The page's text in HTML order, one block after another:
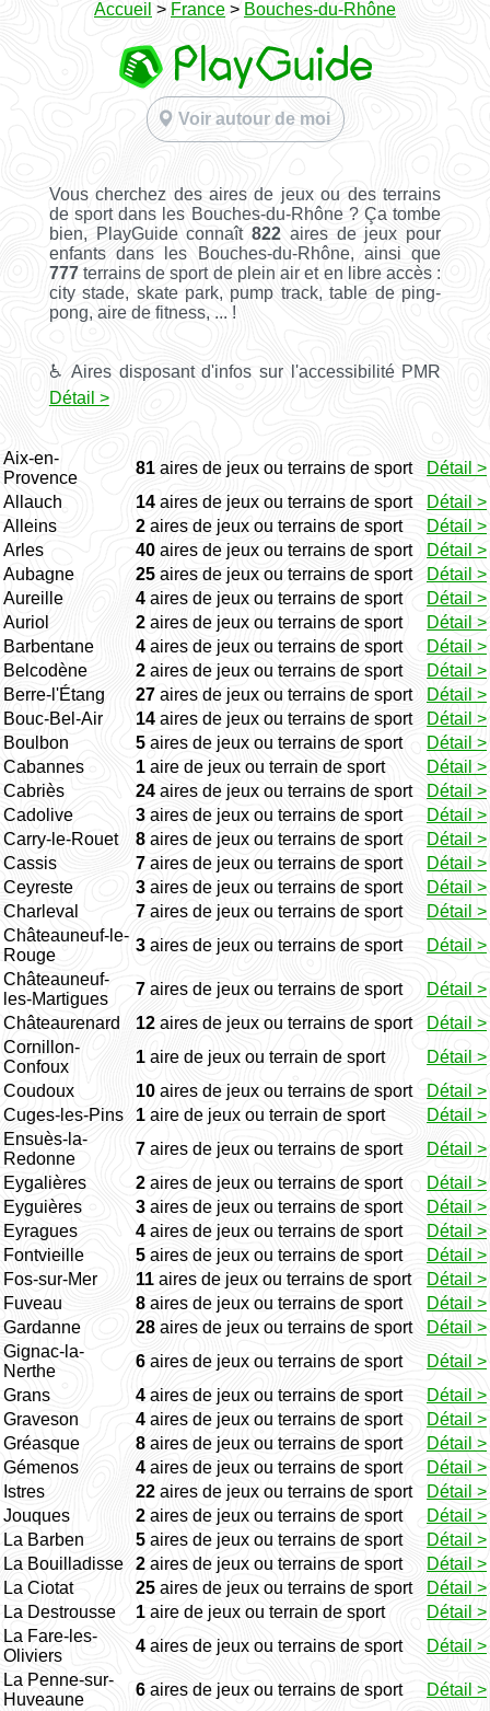
Accueil > France > Bouches-du-Rhône
Voir autour de moi
Vous cherchez des aires de jeux ou des terrains
de sport dans les Bouches-du-Rhône ? Ça tombe
bien, PlayGuide connaît822 aires de jeux pour
enfants dans les Bouches-du-Rhône, ainsi que
777terrains de sport de plein air et en libre accès :
city stade, skate park, pump track, table de ping-
pong, aire de fitness, ... !
♿ Aires disposant d'infos sur l'accessibilité PMR
Détail >
Aix-en-
Provence
81 aires de jeux ou terrains de sport
Détail >
Allauch
14 aires de jeux ou terrains de sport
Détail >
Alleins
2 aires de jeux ou terrains de sport
Détail >
Arles
40 aires de jeux ou terrains de sport
Détail >
Aubagne
25 aires de jeux ou terrains de sport
Détail >
Aureille
4 aires de jeux ou terrains de sport
Détail >
Auriol
2 aires de jeux ou terrains de sport
Détail >
Barbentane
4 aires de jeux ou terrains de sport
Détail >
Belcodène
2 aires de jeux ou terrains de sport
Détail >
Berre-l'Étang
27 aires de jeux ou terrains de sport
Détail >
Bouc-Bel-Air
14 aires de jeux ou terrains de sport
Détail >
Boulbon
5 aires de jeux ou terrains de sport
Détail >
Cabannes
1 aire de jeux ou terrain de sport
Détail >
Cabriès
24 aires de jeux ou terrains de sport
Détail >
Cadolive
3 aires de jeux ou terrains de sport
Détail >
Carry-le-Rouet
8 aires de jeux ou terrains de sport
Détail >
Cassis
7 aires de jeux ou terrains de sport
Détail >
Ceyreste
3 aires de jeux ou terrains de sport
Détail >
Charleval
7 aires de jeux ou terrains de sport
Détail >
Châteauneuf-le-
Rouge
3 aires de jeux ou terrains de sport
Détail >
Châteauneuf-
les-Martigues
7 aires de jeux ou terrains de sport
Détail >
Châteaurenard
12 aires de jeux ou terrains de sport
Détail >
Cornillon-
Confoux
1 aire de jeux ou terrain de sport
Détail >
Coudoux
10 aires de jeux ou terrains de sport
Détail >
Cuges-les-Pins
1 aire de jeux ou terrain de sport
Détail >
Ensuès-la-
Redonne
7 aires de jeux ou terrains de sport
Détail >
Eygalières
2 aires de jeux ou terrains de sport
Détail >
Eyguières
3 aires de jeux ou terrains de sport
Détail >
Eyragues
4 aires de jeux ou terrains de sport
Détail >
Fontvieille
5 aires de jeux ou terrains de sport
Détail >
Fos-sur-Mer
11 aires de jeux ou terrains de sport
Détail >
Fuveau
8 aires de jeux ou terrains de sport
Détail >
Gardanne
28 aires de jeux ou terrains de sport
Détail >
Gignac-la-
Nerthe
6 aires de jeux ou terrains de sport
Détail >
Grans
4 aires de jeux ou terrains de sport
Détail >
Graveson
4 aires de jeux ou terrains de sport
Détail >
Gréasque
8 aires de jeux ou terrains de sport
Détail >
Gémenos
4 aires de jeux ou terrains de sport
Détail >
Istres
22 aires de jeux ou terrains de sport
Détail >
Jouques
2 aires de jeux ou terrains de sport
Détail >
La Barben
5 aires de jeux ou terrains de sport
Détail >
La Bouilladisse
2 aires de jeux ou terrains de sport
Détail >
La Ciotat
25 aires de jeux ou terrains de sport
Détail >
La Destrousse
1 aire de jeux ou terrain de sport
Détail >
La Fare-les-
Oliviers
4 aires de jeux ou terrains de sport
Détail >
La Penne-sur-
Huveaune
6 aires de jeux ou terrains de sport
Détail >